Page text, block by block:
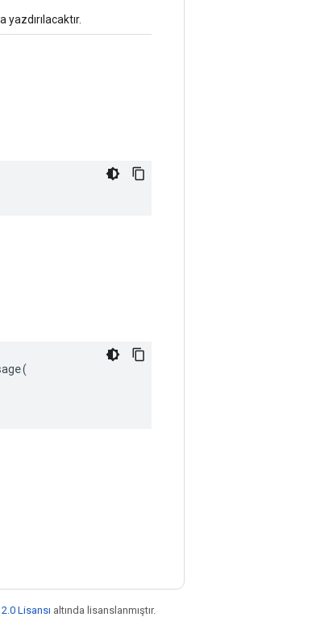
Lisansı altında lisanslanmıştır.